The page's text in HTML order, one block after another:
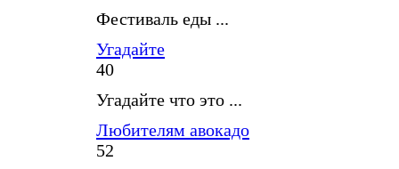
Фестиваль еды ...
Угадайте
40
Угадайте что это ...
Любителям авокадо
52